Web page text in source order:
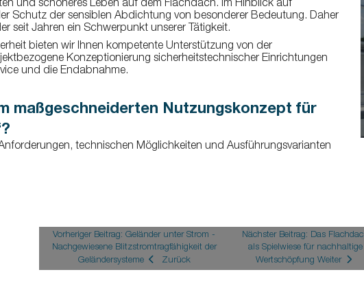
und schöneres Leben auf dem Flachdach. Im Hinblick auf
Schutz der sensiblen Abdichtung von besonderer Bedeutung. Daher
seit Jahren ein Schwerpunkt unserer Tätigkeit.
bieten wir Ihnen kompetente Unterstützung von der
Konzeptionierung sicherheitstechnischer Einrichtungen
und die Endabnahme.
maßgeschneiderten Nutzungskonzept für
technischen Möglichkeiten und Ausführungsvarianten
Vorheriger Beitrag: Geländer unter Strom -
Nachgewiesene Blitzstromtragfähigkeit der
Geländersysteme
Zurück
Nächster Beitrag: Das
als Spielwiese für nachhaltige
Wertschöpfung Weiter